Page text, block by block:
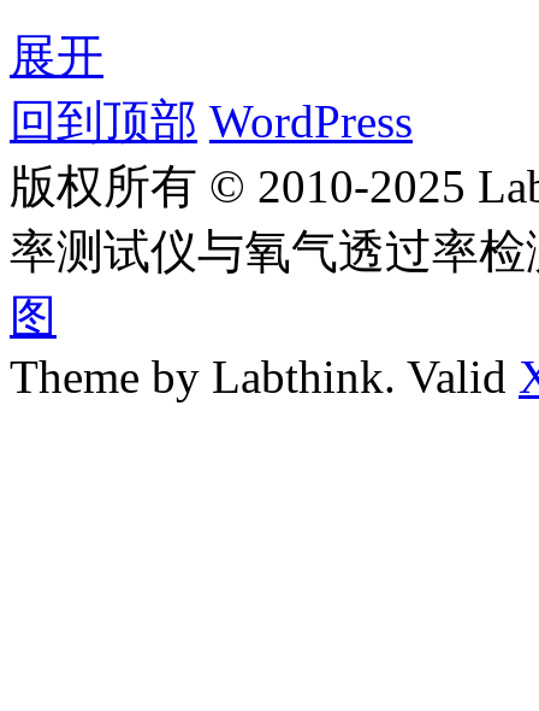
展开
回到顶部 WordPress
版权所有 © 2010-2025
率测试仪与氧气透过率
图
Theme by Labthink. Valid